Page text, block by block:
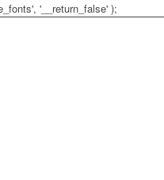
'__return_false' );